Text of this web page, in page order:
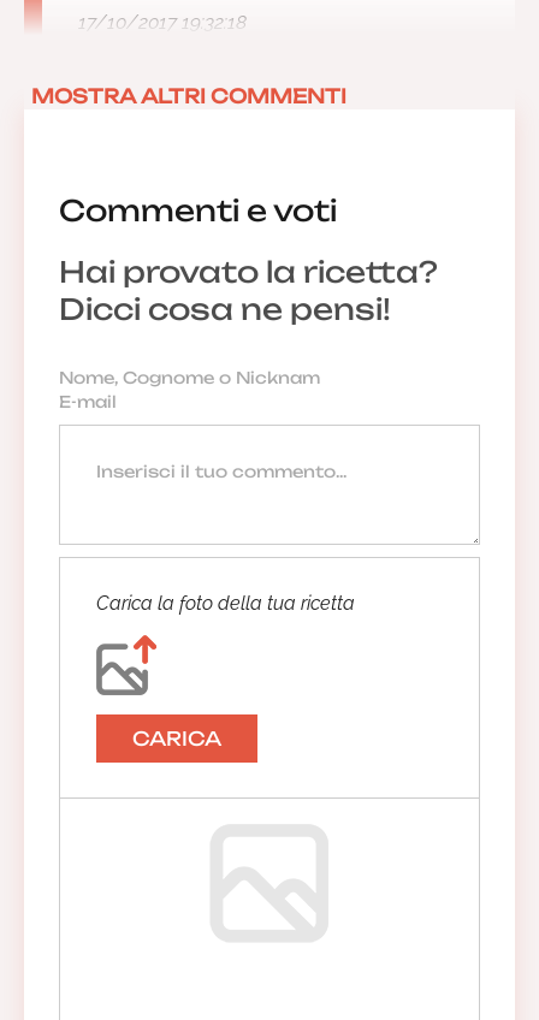
Commenti e voti
Hai provato la ricetta?
Dicci cosa ne pensi!
Carica la foto della tua ricetta
CARICA
17/10/2017 19:32:18
MOSTRA ALTRI COMMENTI